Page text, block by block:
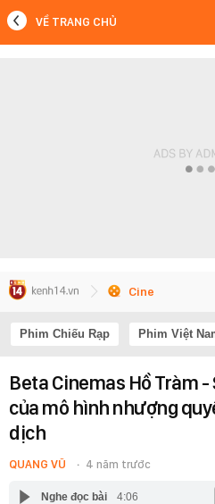
VỀ TRANG CHỦ
Cine
Phim Chiếu Rạp Phim Việt
Beta Cinemas Hồ Tràm
của mô hình nhượng
dịch
QUANG VŨ 4 năm trước
Nghe đọc bài 4:06